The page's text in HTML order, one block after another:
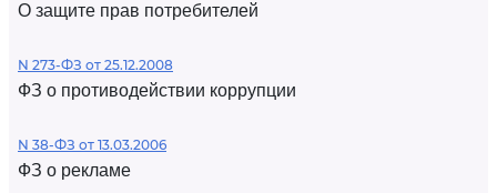
О защите прав потребителей
N 273-ФЗ от 25.12.2008
ФЗ о противодействии коррупции
N 38-ФЗ от 13.03.2006
ФЗ о рекламе